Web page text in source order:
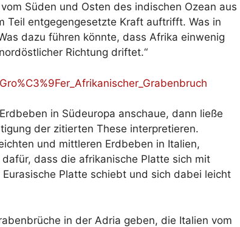
Süden und Osten des indischen Ozean aus
Teil entgegengesetzte Kraft auftrifft. Was in
dazu führen könnte, dass Afrika einwenig
Richtung driftet.“
in Südeuropa anschaue, dann ließe
der zitierten These interpretieren.
und mittleren Erdbeben in Italien,
dass die afrikanische Platte sich mit
Platte schiebt und sich dabei leicht
in der Adria geben, die Italien vom